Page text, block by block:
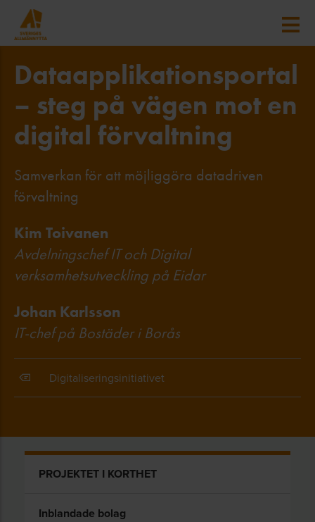
Dataapplikationsportal
– steg på vägen mot en
digital förvaltning
Samverkan för att möjliggöra datadriven
förvaltning
Kim Toivanen
Avdelningschef IT och Digital
verksamhetsutveckling på Eidar
Johan Karlsson
IT-chef på Bostäder i Borås
Digitaliseringsinitiativet
PROJEKTET I KORTHET
Inblandade bolag